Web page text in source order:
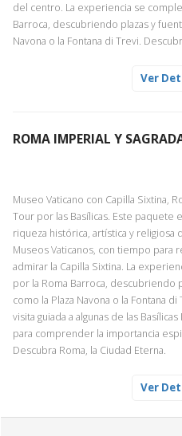
del centro. La experiencia se
Barroca, descubriendo plazas y
Navona o la Fontana di Trevi.
ALMUERZO EN RESTAURANTE
Acompañados de un experto guía
destacadas de los Museos
pinturas y otras estancias en las
apreciar algunas de las más
clásica y renacentista. Nuestro punto
deslumbrante tras su brillante
Nota: Debido a la alta demanda
aconsejamos que adquiera esta
ROMA BARROCA UN PASEO
Ver
ROMA IMPERIAL Y
Museo Vaticano con Capilla Sixtina,
Tour por las Basílicas. Este paquete
riqueza histórica, artística y religiosa
Museos Vaticanos, con tiempo para
admirar la Capilla Sixtina. La
por la Roma Barroca, descubriendo
como la Plaza Navona o la Fontana
visita guiada a algunas de las
para comprender la importancia
Descubra Roma, la Ciudad Eterna.
MUSEOS VATICANOS Y CAPILLA
Ver